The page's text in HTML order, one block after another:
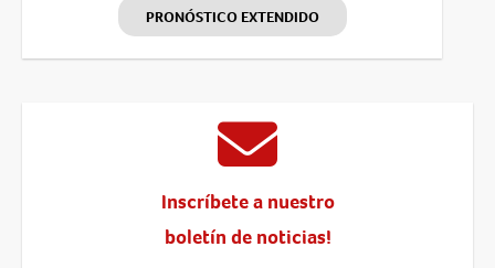
PRONÓSTICO EXTENDIDO
Inscríbete a nuestro
boletín de noticias!